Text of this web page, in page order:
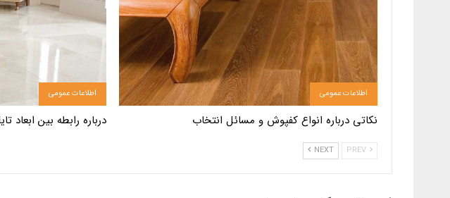
اطلاعات عمومی
نکاتی درباره انواع کفپوش و مسائل انتخاب
اطلاعات عمومی
درباره رابطه بین ابعاد
NEXT